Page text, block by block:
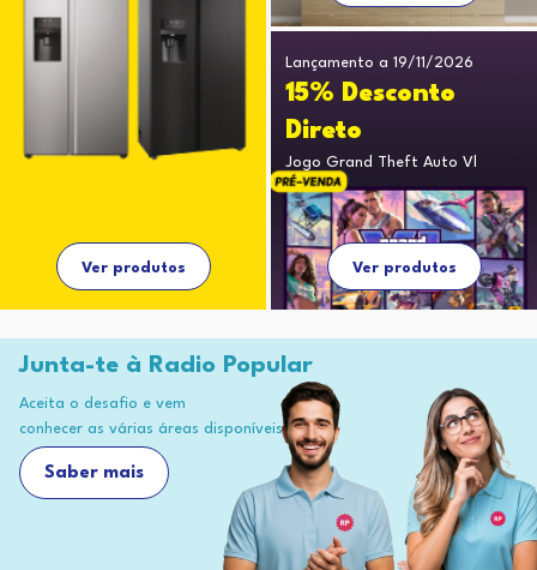
Ver produtos
Lançamento a 19/11/2026
15% Desconto
Direto
Jogo Grand Theft Auto Vl
Ver produtos
Junta-te à Radio Popular
Aceita o desafio e vem
conhecer as várias áreas disponíveis
Saber mais